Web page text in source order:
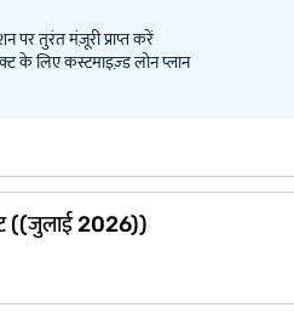
पर तुरंत मंज़ूरी प्राप्त करें
के लिए कस्टमाइज़्ड लोन प्लान
((जुलाई 2026))